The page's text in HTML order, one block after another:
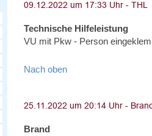
Technische Hilfeleistung
VU mit Pkw - Person
Nach oben
Brand